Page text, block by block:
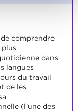
comprendre
plus
dans
langues
du travail
de les
(l'une des